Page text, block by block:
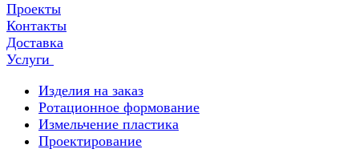
Проекты
Контакты
Доставка
Услуги
Изделия на заказ
Ротационное формование
Измельчение пластика
Проектирование